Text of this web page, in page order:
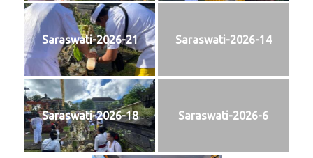
Saraswati-2026-21 Saraswati-2026-14
Saraswati-2026-18 Saraswati-2026-6